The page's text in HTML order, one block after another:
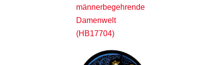
männerbegehrende
Damenwelt
(HB17704)